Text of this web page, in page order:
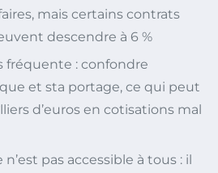
mais certains contrats
descendre à 6 %
fréquente : confondre
et sta portage, ce qui peut
d’euros en cotisations mal
pas accessible à tous : il